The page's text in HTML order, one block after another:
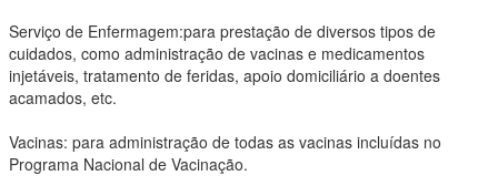
Serviço de Enfermagem:para prestação de diversos tipos de
cuidados, como administração de vacinas e medicamentos
injetáveis, tratamento de feridas, apoio domiciliário a doentes
acamados, etc.
Vacinas: para administração de todas as vacinas incluídas no
Programa Nacional de Vacinação.